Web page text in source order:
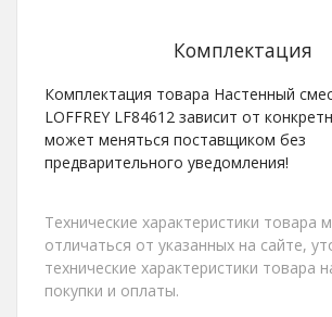
Комплектация
Комплектация товара Настенный
LOFFREY LF84612 зависит от
может меняться поставщиком без
предварительного уведомления!
Технические характеристики товара
отличаться от указанных на сайте,
технические характеристики товара
покупки и оплаты.